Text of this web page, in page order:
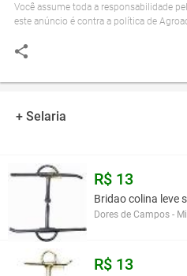
Você assume toda a responsabilidade
este anúncio é contra a política de
+ Selaria
R$ 13
Bridao colina leve
Dores de Campos -
R$ 13